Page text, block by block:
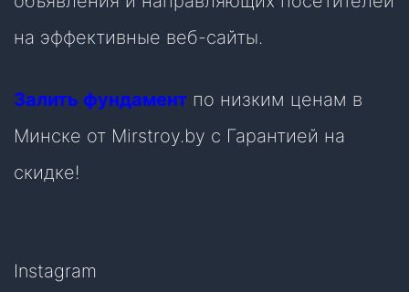
на эффективные веб-сайты.
Залить фундамент по низким ценам в
Минске от Mirstroy.by с Гарантией на
скидке!
Instagram